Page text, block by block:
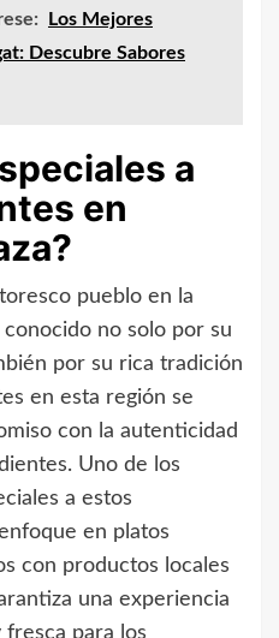
Los Mejores
Descubre Sabores
a
en
pueblo en la
no solo por su
por su rica tradición
en esta región se
con la autenticidad
Uno de los
a estos
en platos
con productos locales
una experiencia
fresca para los